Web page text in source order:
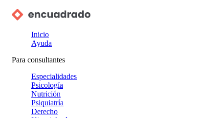
Inicio
Ayuda
Para consultantes
Especialidades
Psicología
Nutrición
Psiquiatría
Derecho